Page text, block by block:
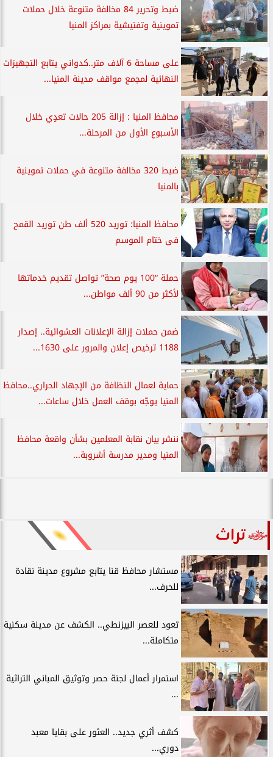
ضبط وتحرير 84 مخالفة متنوعة خلال حملات
تموينية وتفتيشية بمراكز المنيا
على مساحة 6 آلاف متر..كدواني يتابع التجهيزات
النهائية لمجمع مواقف مدينة المنيا...
محافظ المنيا : إزالة 205 حالات تعدٍي خلال
الأسبوع الأول من المرحلة...
ضبط 320 مخالفة متنوعة في حملات تموينية
بالمنيا
محافظ المنيا: توريد 520 ألف طن توريد القمح
فى ختام الموسم
حملة “100 يوم صحة” تواصل تقديم خدماتها
لأكثر من 90 ألف مواطن...
ضمن حملات إزالة الإعلانات العشوائية.. إصدار
1188 ترخيص إعلان والمرور على 1630...
حماية لعمال النظافة من الإجهاد الحراري..محافظ
المنيا يوجّه بوقف العمل خلال ساعات...
ننشر بيان نقابة المعلمين بشأن واقعة محافظ
المنيا ومدير مدرسة أشروبة...
تراث
مستشار محافظ قنا يتابع مشروع مدينة نقادة
للحرف...
تعود للعصر البيزنطي.. الكشف عن مدينة سكنية
متكاملة...
استمرار أعمال لجنة حصر وتوثيق المباني التراثية
...
كشف أثري جديد.. العثور على بقايا معبد
دوري...